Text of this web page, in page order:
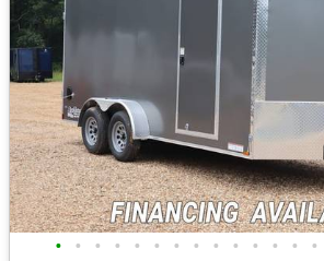
• • • • • • • • • • • • • •